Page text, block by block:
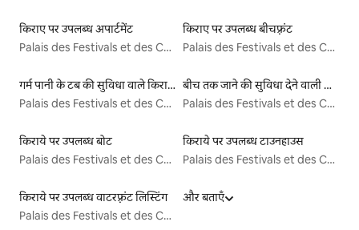
किराए पर उपलब्ध अपार्टमेंट
Palais des Festivals et des Congrès
किराए पर उपलब्ध बीचफ़्रंट
Palais des Festivals et des Congrès
गर्म पानी के टब की सुविधा वाले किराये पर उपलब्ध यर्ट टेंट
Palais des Festivals et des Congrès
बीच तक जाने की सुविधा देने वाली किराये पर उपलब्ध लिस्टिंग
Palais des Festivals et des Congrès
किराये पर उपलब्ध बोट
Palais des Festivals et des Congrès
किराये पर उपलब्ध टाउनहाउस
Palais des Festivals et des Congrès
किराये पर उपलब्ध वाटरफ़्रंट लिस्टिंग
Palais des Festivals et des Congrès
और बताएँ